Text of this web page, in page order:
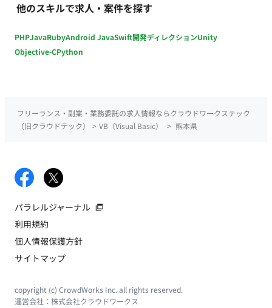
他のスキルで求人・案件を探す
PHPJavaRubyAndroid JavaSwift開発ディレクションUnity
Objective-CPython
フリーランス・副業・業務委託の求人情報ならクラウドワークステック
（旧クラウドテック）
> VB（Visual Basic） > 熊本県
パラレルジャーナル
利用規約
個人情報保護方針
サイトマップ
copyright (c) CrowdWorks Inc. all rights reserved.
運営会社： 株式会社クラウドワークス